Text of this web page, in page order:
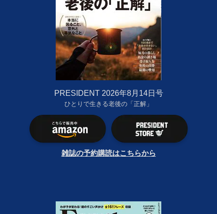
PRESIDENT 2026年8月14日号
ひとりで生きる老後の「正解」
雑誌の予約購読はこちらから